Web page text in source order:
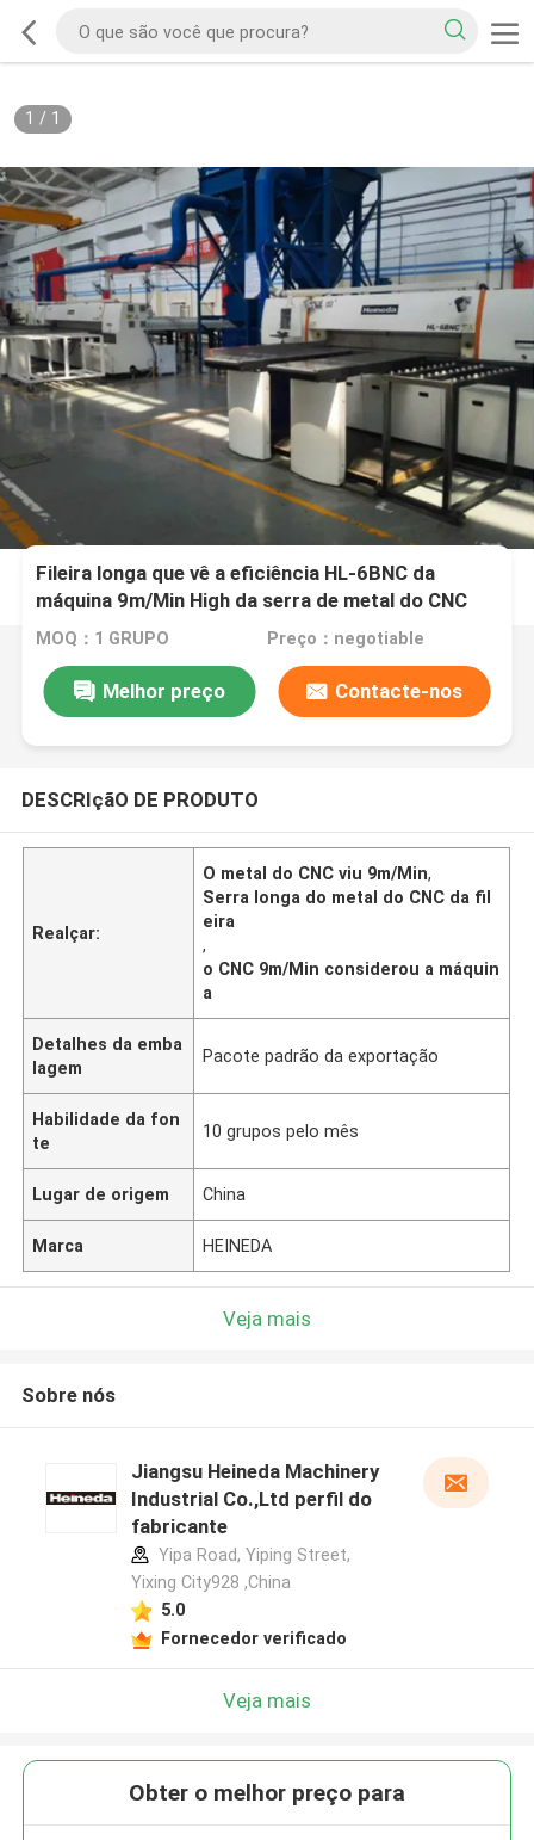
1 / 1
Fileira longa que vê a eficiência HL-6BNC da
máquina 9m/Min High da serra de metal do CNC
MOQ：1 GRUPO Preço：negotiable
Melhor preço Contacte-nos
DESCRIçãO DE PRODUTO
Realçar:
O metal do CNC viu 9m/Min,
Serra longa do metal do CNC da fil
eira
,
o CNC 9m/Min considerou a máquin
a
Detalhes da emba
lagem
Pacote padrão da exportação
Habilidade da fon
te
10 grupos pelo mês
Lugar de origem China
Marca HEINEDA
Veja mais
Sobre nós
Jiangsu Heineda Machinery
Industrial Co.,Ltd perfil do
fabricante
Yipa Road, Yiping Street,
Yixing City928 ,China
5.0
Fornecedor verificado
Veja mais
Obter o melhor preço para